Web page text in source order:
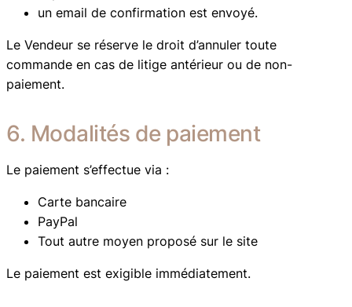
un email de confirmation est envoyé.
Le Vendeur se réserve le droit d’annuler toute
commande en cas de litige antérieur ou de non-
paiement.
6. Modalités de paiement
Le paiement s’effectue via :
Carte bancaire
PayPal
Tout autre moyen proposé sur le site
Le paiement est exigible immédiatement.